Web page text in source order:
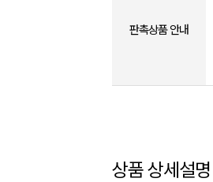
판촉상품 안내
상품 상세설명